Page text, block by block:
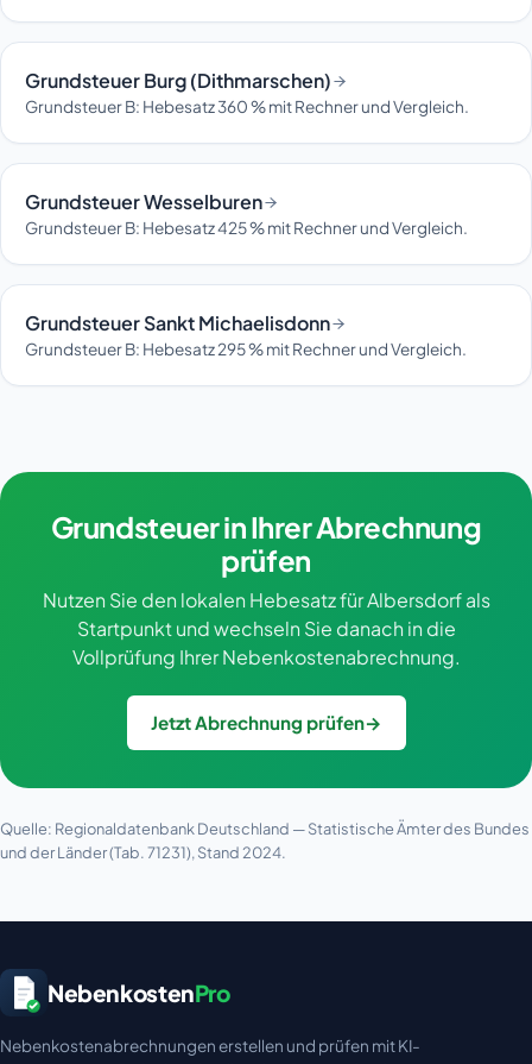
Grundsteuer Burg (Dithmarschen)
Grundsteuer B: Hebesatz 360 % mit Rechner und Vergleich.
Grundsteuer Wesselburen
Grundsteuer B: Hebesatz 425 % mit Rechner und Vergleich.
Grundsteuer Sankt Michaelisdonn
Grundsteuer B: Hebesatz 295 % mit Rechner und Vergleich.
Grundsteuer in Ihrer Abrechnung
prüfen
Nutzen Sie den lokalen Hebesatz für Albersdorf als
Startpunkt und wechseln Sie danach in die
Vollprüfung Ihrer Nebenkostenabrechnung.
Jetzt Abrechnung prüfen→
Quelle: Regionaldatenbank Deutschland — Statistische Ämter des Bundes
und der Länder (Tab. 71231), Stand 2024.
NebenkostenPro
Nebenkostenabrechnungen erstellen und prüfen mit KI-